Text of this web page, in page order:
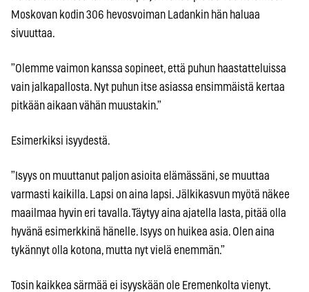
Moskovan kodin 306 hevosvoiman Ladankin hän haluaa
sivuuttaa.
”Olemme vaimon kanssa sopineet, että puhun haastatteluissa
vain jalkapallosta. Nyt puhun itse asiassa ensimmäistä kertaa
pitkään aikaan vähän muustakin.”
Esimerkiksi isyydestä.
”Isyys on muuttanut paljon asioita elämässäni, se muuttaa
varmasti kaikilla. Lapsi on aina lapsi. Jälkikasvun myötä näkee
maailmaa hyvin eri tavalla. Täytyy aina ajatella lasta, pitää olla
hyvänä esimerkkinä hänelle. Isyys on huikea asia. Olen aina
tykännyt olla kotona, mutta nyt vielä enemmän.”
Tosin kaikkea särmää ei isyyskään ole Eremenkolta vienyt.